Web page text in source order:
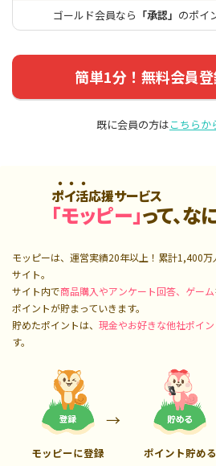
ゴールド会員なら 「承認」 のポイ
簡単1分！無料会員
既に会員の方はこちらか
ポイ活応援サービス
「モッピー」って、な
モッピーは、運営実績20年以上！累計1,400万
サイト。
サイト内で商品購入やアンケート回答、ゲーム
ポイントが貯まっていきます。
貯めたポイントは、 現金やお好きな他社ポイ
す。
モッピーに登録 ポイント貯める